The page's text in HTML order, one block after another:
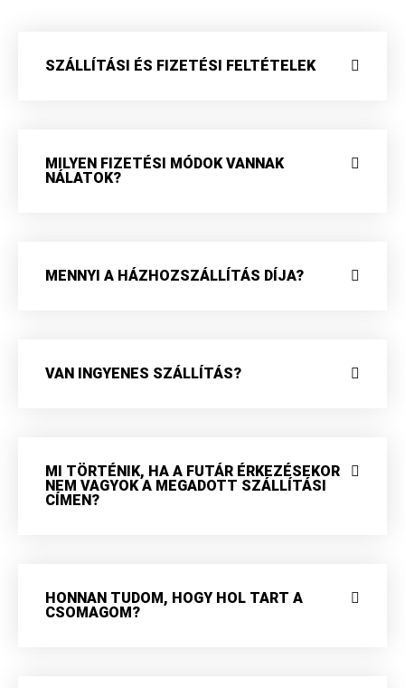
SZÁLLÍTÁSI ÉS FIZETÉSI FELTÉTELEK
MILYEN FIZETÉSI MÓDOK VANNAK
NÁLATOK?
MENNYI A HÁZHOZSZÁLLÍTÁS DÍJA?
VAN INGYENES SZÁLLÍTÁS?
MI TÖRTÉNIK, HA A FUTÁR ÉRKEZÉSEKOR
NEM VAGYOK A MEGADOTT SZÁLLÍTÁSI
CÍMEN?
HONNAN TUDOM, HOGY HOL TART A
CSOMAGOM?